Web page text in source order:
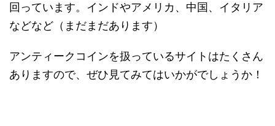
回っています。インドやアメリカ、中国、イタリア
などなど（まだまだあります）
アンティークコインを扱っているサイトはたくさん
ありますので、ぜひ見てみてはいかがでしょうか！